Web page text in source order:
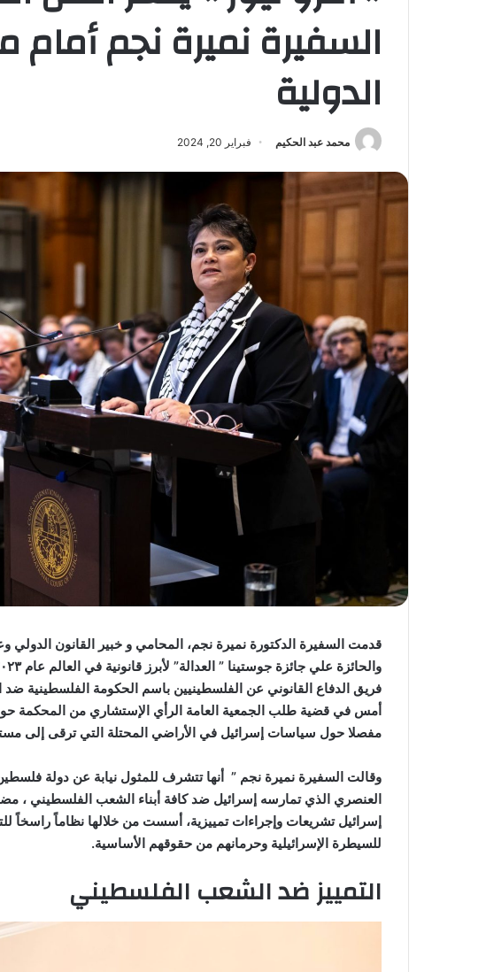
السفيرة نميرة نجم
الدولية
محمد عبد الحكيم فبراير 20, 2024
قدمت السفيرة الدكتورة نميرة نجم، المحامي و خبير القانون الدولي
فريق الدفاع القانوني عن الفلسطينيين باسم الحكومة الفلسطينية ضد
أمس في قضية طلب الجمعية العامة الرأي الإستشاري من المحكمة
مفصلا حول سياسات إسرائيل في الأراضي المحتلة التي ترقى إلى
وقالت السفيرة نميرة نجم ” أنها تتشرف للمثول نيابة عن دولة
إسرائيل تشريعات وإجراءات تمييزية، أسست من خلالها نظاماً راسخاً
للسيطرة الإسرائيلية وحرمانهم من حقوقهم الأساسية.
التمييز ضد الشعب الفلسطيني